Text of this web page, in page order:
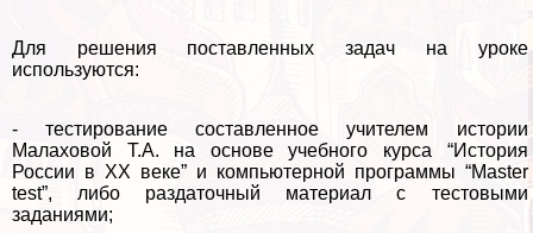
Для решения поставленных задач на уроке
используются:
- тестирование составленное учителем истории
Малаховой Т.А. на основе учебного курса “История
России в ХХ веке” и компьютерной программы “Master
test”, либо раздаточный материал с тестовыми
заданиями;